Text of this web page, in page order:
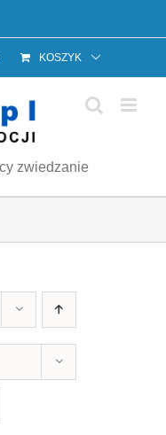
KOSZYK
zwiedzanie